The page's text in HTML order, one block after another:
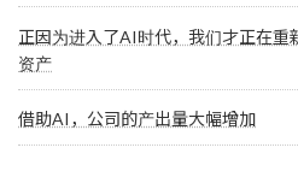
正因为进入了AI时代，我们才正在重
资产
借助AI，公司的产出量大幅增加